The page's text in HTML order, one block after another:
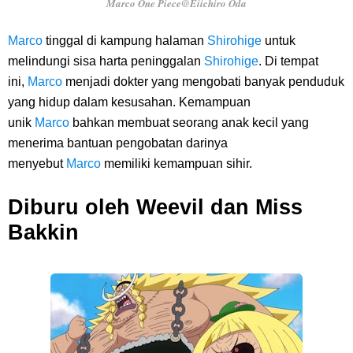
Marco One Piece@Eiichiro Oda
Marco tinggal di kampung halaman Shirohige untuk
melindungi sisa harta peninggalan Shirohige. Di tempat
ini, Marco menjadi dokter yang mengobati banyak penduduk
yang hidup dalam kesusahan. Kemampuan
unik Marco bahkan membuat seorang anak kecil yang
menerima bantuan pengobatan darinya
menyebut Marco memiliki kemampuan sihir.
Diburu oleh Weevil dan Miss
Bakkin